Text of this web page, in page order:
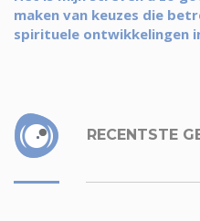
maken van keuzes die
spirituele ontwikkelingen
RECENTSTE